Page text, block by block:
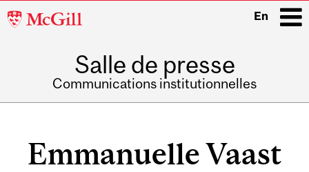
McGill
En
Salle de presse
Communications institutionnelles
Emmanuelle Vaast